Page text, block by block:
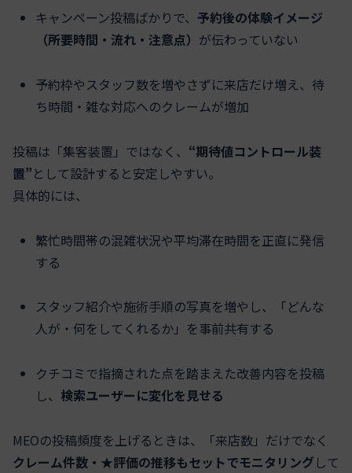
キャンペーン投稿ばかりで、予約後の体験イメージ
（所要時間・流れ・注意点） が伝わっていない
予約枠やスタッフ数を増やさずに来店だけ増え、待
ち時間・雑な対応へのクレームが増加
投稿は「集客装置」ではなく、 “期待値コントロール装
置”として設計すると安定しやすい。
具体的には、
繁忙時間帯の混雑状況や平均滞在時間を正直に発信
する
スタッフ紹介や施術手順の写真を増やし、「どんな
人が・何をしてくれるか」を事前共有する
クチコミで指摘された点を踏まえた改善内容を投稿
し、 検索ユーザーに変化を見せる
MEOの投稿頻度を上げるときは、「来店数」だけでなく
クレーム件数・★評価の推移もセットでモニタリングして